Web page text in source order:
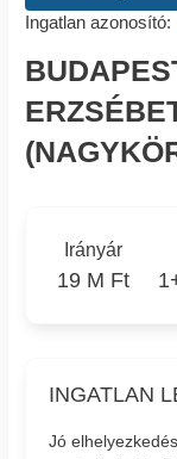
Ingatlan azonosító:
Irányár
19 M Ft
INGATLAN
Jó